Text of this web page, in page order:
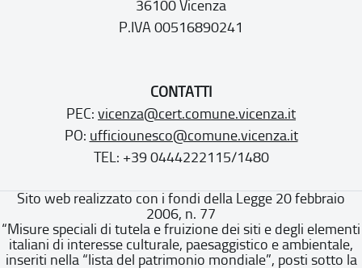
36100 Vicenza
P.IVA 00516890241
CONTATTI
PEC: vicenza@cert.comune.vicenza.it
PO: ufficiounesco@comune.vicenza.it
TEL: +39 0444222115/1480
Sito web realizzato con i fondi della Legge 20 febbraio
2006, n. 77
“Misure speciali di tutela e fruizione dei siti e degli elementi
italiani di interesse culturale, paesaggistico e ambientale,
inseriti nella “lista del patrimonio mondiale”, posti sotto la